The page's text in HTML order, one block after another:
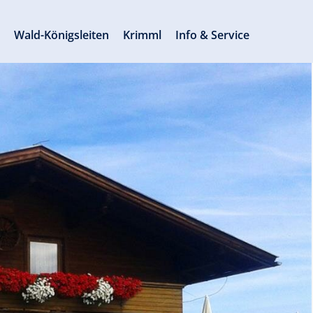
Wald-Königsleiten Krimml Info & Service